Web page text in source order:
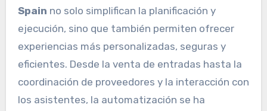
Spain no solo simplifican la planificación y
ejecución, sino que también permiten ofrecer
experiencias más personalizadas, seguras y
eficientes. Desde la venta de entradas hasta la
coordinación de proveedores y la interacción con
los asistentes, la automatización se ha